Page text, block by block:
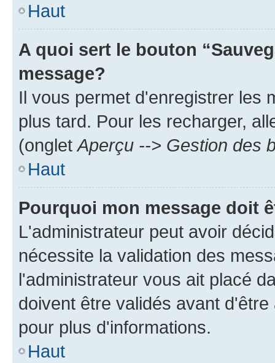
Haut
A quoi sert le bouton
message?
Il vous permet d'enregistrer les
plus tard. Pour les recharger,
(ongletAperçu --> Gestion des
Haut
Pourquoi mon message doit
L'administrateur peut avoir
nécessite la validation des
l'administrateur vous ait placé
doivent être validés avant
pour plus d'informations.
Haut